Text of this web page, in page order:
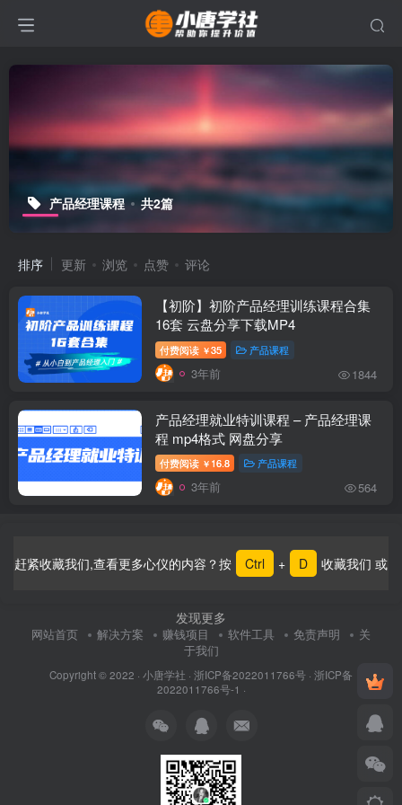
产品经理课程 共2篇
排序 更新 浏览 点赞 评论
【初阶】初阶产品经理训练课程合集
16套 云盘分享下载MP4
付费阅读 ￥35 产品课程
3年前 1844
产品经理就业特训课程 – 产品经理课
程 mp4格式 网盘分享
付费阅读 ￥ 16.8 产品课程
3年前 564
赶紧收藏我们,查看更多心仪的内容？按 Ctrl + D 收藏我们 或
发现更多
网站首页 解决方案 赚钱项目 软件工具 免责声明
关
于我们
Copyright © 2022 · 小唐学社 · 浙ICP备2022011766号 · 浙ICP备
2022011766号-1 ·